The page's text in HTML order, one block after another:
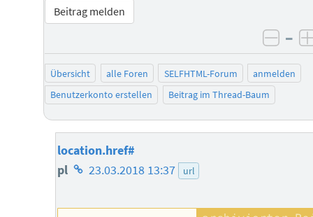
Beitrag melden
–
Übersicht alle Foren SELFHTML-Forum
anmelden
Benutzerkonto erstellen
Beitrag im Thread-Baum
location.href#
pl Homepage
Autors
23.03.2018 13:37 url